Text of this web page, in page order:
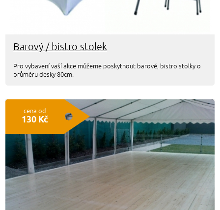
Barový / bistro stolek
Pro vybavení vaší akce můžeme poskytnout barové, bistro stolky o
průměru desky 80cm.
cena od
130 Kč